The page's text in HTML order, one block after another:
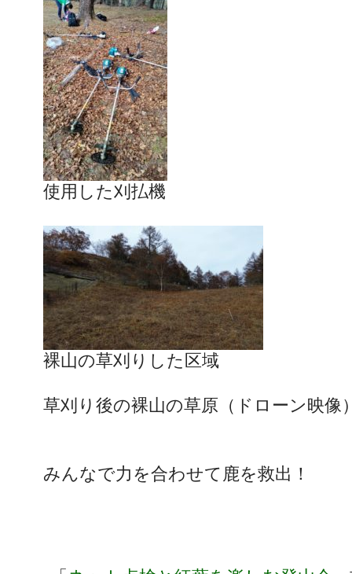
使用した刈払機
裸山の草刈りした区域
草刈り後の裸山の草原（ドローン映像
みんなで力を合わせて鹿を救出！